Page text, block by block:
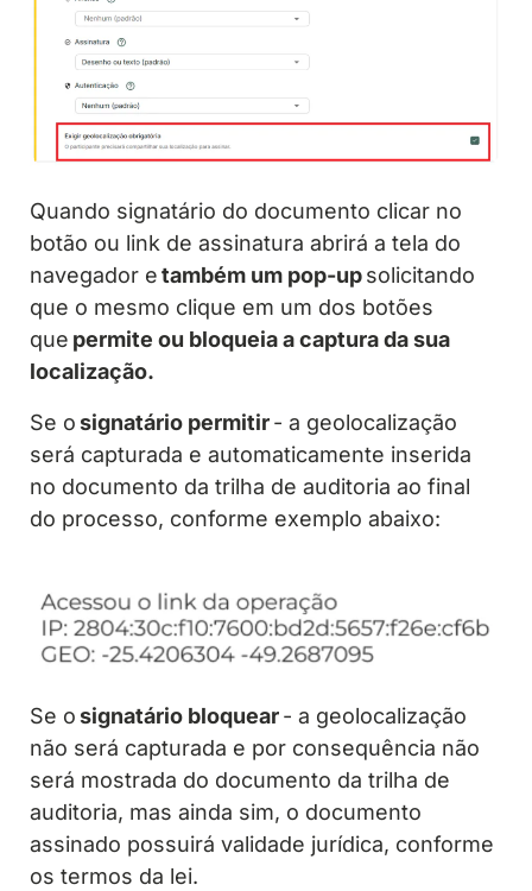
Quando signatário do documento clicar no
botão ou link de assinatura abrirá a tela do
navegador etambém um pop-upsolicitando
que o mesmo clique em um dos botões
que permite ou bloqueia a captura da sua
localização.
Se osignatário permitir- a geolocalização
será capturada e automaticamente inserida
no documento da trilha de auditoria ao final
do processo, conforme exemplo abaixo:
Se osignatário bloquear- a geolocalização
não será capturada e por consequência não
será mostrada do documento da trilha de
auditoria, mas ainda sim, o documento
assinado possuirá validade jurídica, conforme
os termos da lei.